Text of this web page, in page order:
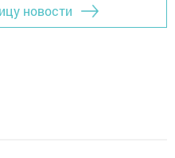
новости